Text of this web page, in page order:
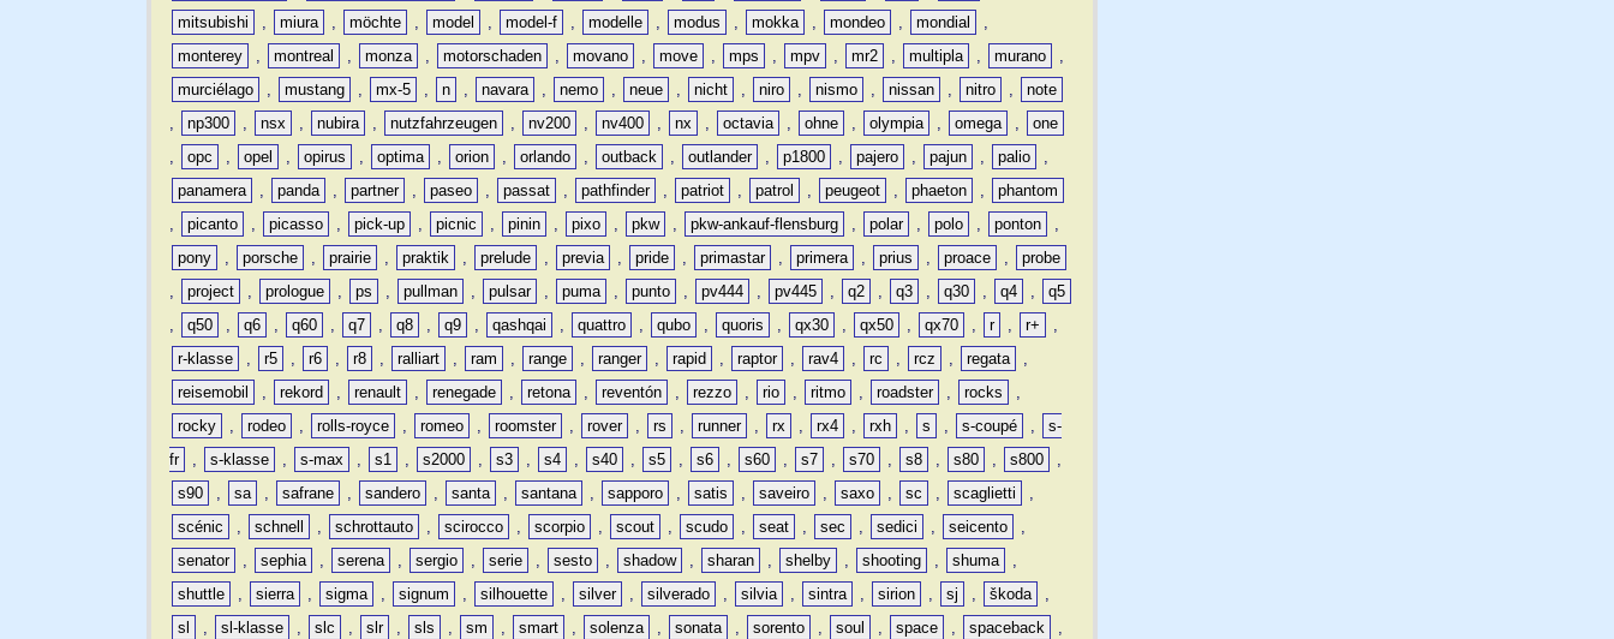
mitsubishi
, miura , möchte , model , model-f , modelle , modus , mokka , mondeo , mondial
,
monterey
, montreal , monza , motorschaden , movano , move , mps , mpv , mr2 , multipla , murano
,
murciélago
, mustang , mx-5 , n , navara , nemo , neue , nicht , niro , nismo , nissan , nitro ,
note
,
np300 , nsx , nubira , nutzfahrzeugen , nv200 , nv400 , nx , octavia , ohne , olympia , omega ,
one
,
opc , opel , opirus , optima , orion , orlando , outback , outlander , p1800 , pajero , pajun , palio
,
panamera
, panda , partner , paseo , passat , pathfinder , patriot , patrol , peugeot , phaeton ,
phantom
,
picanto , picasso , pick-up , picnic , pinin , pixo , pkw , pkw-ankauf-flensburg , polar , polo , ponton
,
pony
, porsche , prairie , praktik , prelude , previa , pride , primastar , primera , prius , proace ,
probe
,
project , prologue , ps , pullman , pulsar , puma , punto , pv444 , pv445 , q2 , q3 , q30 , q4 ,
q5
,
q50 , q6 , q60 , q7 , q8 , q9 , qashqai , quattro , qubo , quoris , qx30 , qx50 , qx70 , r , r+
,
r-klasse
, r5 , r6 , r8 , ralliart , ram , range , ranger , rapid , raptor , rav4 , rc , rcz , regata
,
reisemobil
, rekord , renault , renegade , retona , reventón , rezzo , rio , ritmo , roadster , rocks
,
rocky
, rodeo , rolls-royce , romeo , roomster , rover , rs , runner , rx , rx4 , rxh , s , s-coupé ,
s-
fr
, s-klasse , s-max , s1 , s2000 , s3 , s4 , s40 , s5 , s6 , s60 , s7 , s70 , s8 , s80 , s800
,
s90
, sa , safrane , sandero , santa , santana , sapporo , satis , saveiro , saxo , sc , scaglietti
,
scénic
, schnell , schrottauto , scirocco , scorpio , scout , scudo , seat , sec , sedici , seicento
,
senator
, sephia , serena , sergio , serie , sesto , shadow , sharan , shelby , shooting , shuma
,
shuttle
, sierra , sigma , signum , silhouette , silver , silverado , silvia , sintra , sirion , sj , škoda
,
sl
, sl-klasse , slc , slr , sls , sm , smart , solenza , sonata , sorento , soul , space , spaceback
,